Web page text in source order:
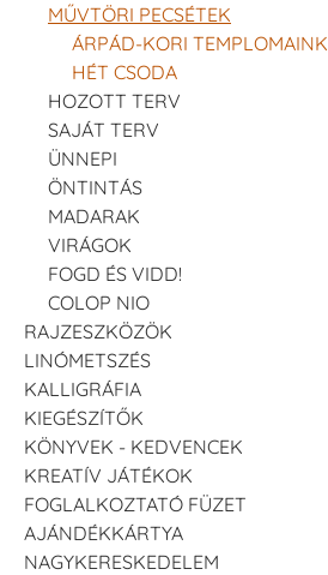
MŰVTÖRI PECSÉTEK
ÁRPÁD-KORI TEMPLOMAINK
HÉT CSODA
HOZOTT TERV
SAJÁT TERV
ÜNNEPI
ÖNTINTÁS
MADARAK
VIRÁGOK
FOGD ÉS VIDD!
COLOP NIO
RAJZESZKÖZÖK
LINÓMETSZÉS
KALLIGRÁFIA
KIEGÉSZÍTŐK
KÖNYVEK - KEDVENCEK
KREATÍV JÁTÉKOK
FOGLALKOZTATÓ FÜZET
AJÁNDÉKKÁRTYA
NAGYKERESKEDELEM